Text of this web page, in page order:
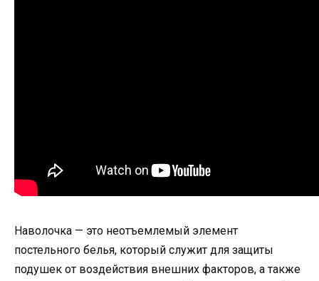
Наволочка — это неотъемлемый элемент
постельного белья, который служит для защиты
подушек от воздействия внешних факторов, а также